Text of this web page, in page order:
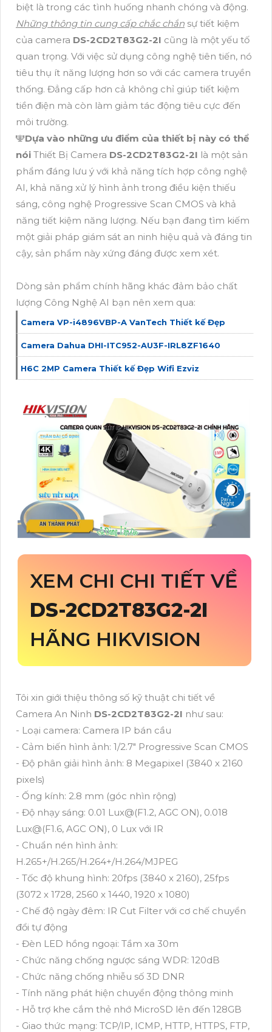
biệt là trong các tình huống nhanh chóng và động.
Những thông tin cung cấp chắc chắn sự tiết kiệm
của camera DS-2CD2T83G2-2I cũng là một yếu tố
quan trọng. Với việc sử dụng công nghệ tiên tiến, nó
tiêu thụ ít năng lượng hơn so với các camera truyền
thống. Đẳng cấp hơn cả không chỉ giúp tiết kiệm
tiền điện mà còn làm giảm tác động tiêu cực đến
môi trường.
️🕎Dựa vào những ưu điểm của thiết bị này có thể
nói Thiết Bị Camera DS-2CD2T83G2-2I là một sản
phẩm đáng lưu ý với khả năng tích hợp công nghệ
AI, khả năng xử lý hình ảnh trong điều kiện thiếu
sáng, công nghệ Progressive Scan CMOS và khả
năng tiết kiệm năng lượng. Nếu bạn đang tìm kiếm
một giải pháp giám sát an ninh hiệu quả và đáng tin
cậy, sản phẩm này xứng đáng được xem xét.
Dòng sản phẩm chính hãng khác đảm bảo chất
lượng Công Nghệ AI bạn nên xem qua:
Camera VP-i4896VBP-A VanTech Thiết kế Đẹp
Camera Dahua DHI-ITC952-AU3F-IRL8ZF1640
H6C 2MP Camera Thiết kế Đẹp Wifi Ezviz
XEM CHI CHI TIẾT VỀ
DS-2CD2T83G2-2I
HÃNG HIKVISION
Tôi xin giới thiệu thông số kỹ thuật chi tiết về
Camera An Ninh DS-2CD2T83G2-2I như sau:
- Loại camera: Camera IP bán cầu
- Cảm biến hình ảnh: 1/2.7" Progressive Scan CMOS
- Độ phân giải hình ảnh: 8 Megapixel (3840 x 2160
pixels)
- Ống kính: 2.8 mm (góc nhìn rộng)
- Độ nhạy sáng: 0.01 Lux@(F1.2, AGC ON), 0.018
Lux@(F1.6, AGC ON), 0 Lux với IR
- Chuẩn nén hình ảnh:
H.265+/H.265/H.264+/H.264/MJPEG
- Tốc độ khung hình: 20fps (3840 x 2160), 25fps
(3072 x 1728, 2560 x 1440, 1920 x 1080)
- Chế độ ngày đêm: IR Cut Filter với cơ chế chuyển
đổi tự động
- Đèn LED hồng ngoại: Tầm xa 30m
- Chức năng chống ngược sáng WDR: 120dB
- Chức năng chống nhiễu số 3D DNR
- Tính năng phát hiện chuyển động thông minh
- Hỗ trợ khe cắm thẻ nhớ MicroSD lên đến 128GB
- Giao thức mạng: TCP/IP, ICMP, HTTP, HTTPS, FTP,